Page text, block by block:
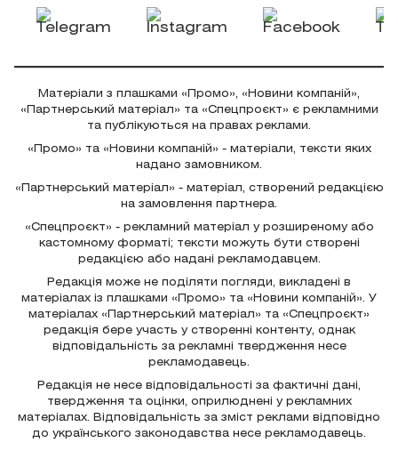
Матеріали з плашками «Промо», «Новини компаній»,
«Партнерський матеріал» та «Спецпроєкт» є рекламними
та публікуються на правах реклами.
«Промо» та «Новини компаній» - матеріали, тексти яких
надано замовником.
«Партнерський матеріал» - матеріал, створений редакцією
на замовлення партнера.
«Спецпроєкт» - рекламний матеріал у розширеному або
кастомному форматі; тексти можуть бути створені
редакцією або надані рекламодавцем.
Редакція може не поділяти погляди, викладені в
матеріалах із плашками «Промо» та «Новини компаній». У
матеріалах «Партнерський матеріал» та «Спецпроєкт»
редакція бере участь у створенні контенту, однак
відповідальність за рекламні твердження несе
рекламодавець.
Редакція не несе відповідальності за фактичні дані,
твердження та оцінки, оприлюднені у рекламних
матеріалах. Відповідальність за зміст реклами відповідно
до українського законодавства несе рекламодавець.